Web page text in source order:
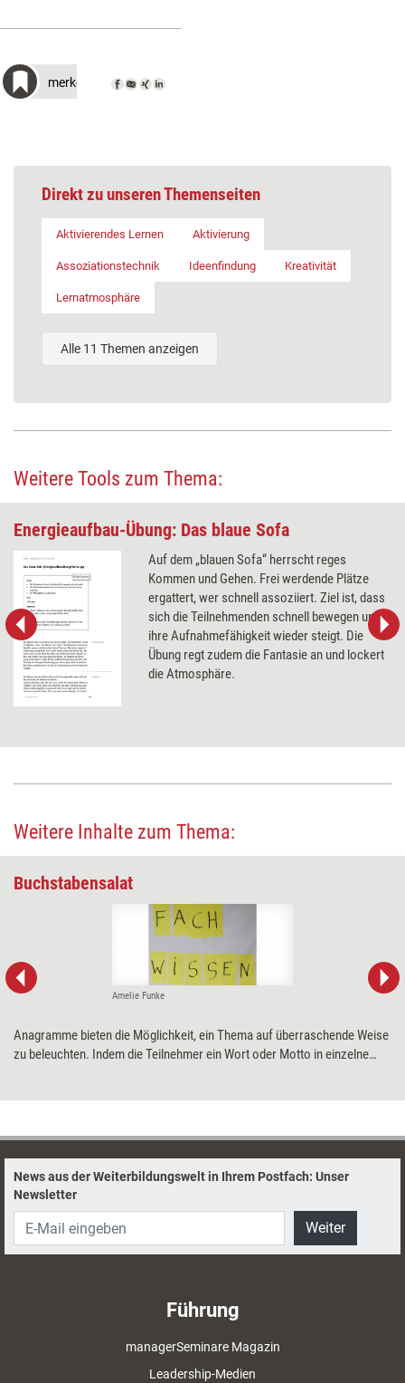
merken
Direkt zu unseren Themenseiten
Aktivierendes Lernen Aktivierung
Assoziationstechnik Ideenfindung Kreativität
Lernatmosphäre
Alle 11 Themen anzeigen
Weitere Tools zum Thema:
Energieaufbau-Übung: Das blaue Sofa
Auf dem „blauen Sofa“ herrscht reges
Kommen und Gehen. Frei werdende Plätze
ergattert, wer schnell assoziiert. Ziel ist, dass
sich die Teilnehmenden schnell bewegen und
ihre Aufnahmefähigkeit wieder steigt. Die
Übung regt zudem die Fantasie an und lockert
die Atmosphäre.
Weitere Inhalte zum Thema:
Buchstabensalat
Amelie Funke
Anagramme bieten die Möglichkeit, ein Thema auf überraschende Weise
zu beleuchten. Indem die Teilnehmer ein Wort oder Motto in einzelne
News aus der Weiterbildungswelt in Ihrem Postfach: Unser
Newsletter
Weiter
Führung
managerSeminare Magazin
Leadership-Medien